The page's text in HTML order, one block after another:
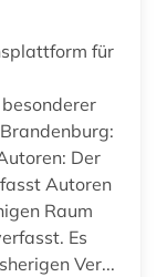
für
Der
Autoren
Raum
Es
Ver...